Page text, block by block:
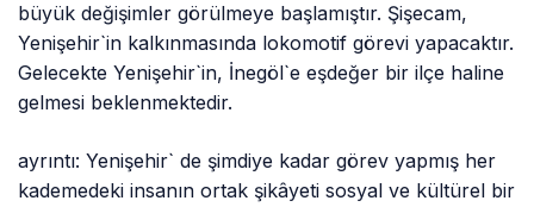
büyük değişimler görülmeye başlamıştır. Şişecam,
Yenişehir`in kalkınmasında lokomotif görevi yapacaktır.
Gelecekte Yenişehir`in, İnegöl`e eşdeğer bir ilçe haline
gelmesi beklenmektedir.
ayrıntı: Yenişehir` de şimdiye kadar görev yapmış her
kademedeki insanın ortak şikâyeti sosyal ve kültürel bir